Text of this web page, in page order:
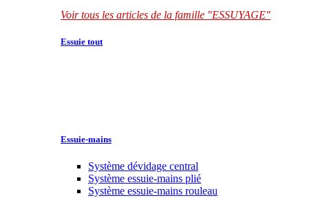
Voir tous les articles de la famille "ESSUYAGE"
Essuie tout
Essuie-mains
Système dévidage central
Système essuie-mains plié
Système essuie-mains rouleau